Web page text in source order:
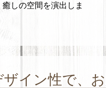
しの空間を演出しま
イン性で、